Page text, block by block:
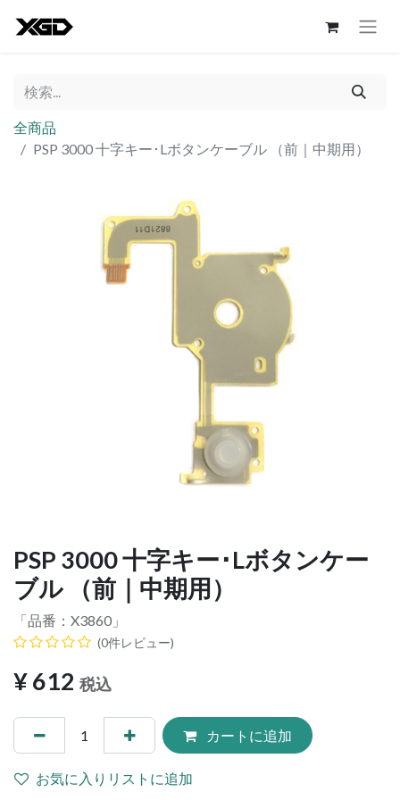
全商品
PSP 3000 十字キー･Lボタンケーブル （前｜中期用）
PSP 3000 十字キー･Lボタンケー
ブル （前｜中期用）
「品番： X3860 」
(0件レビュー)
¥612 税込
カートに追加
お気に入りリストに追加